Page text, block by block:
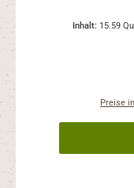
Inhalt: 15.59
Preise